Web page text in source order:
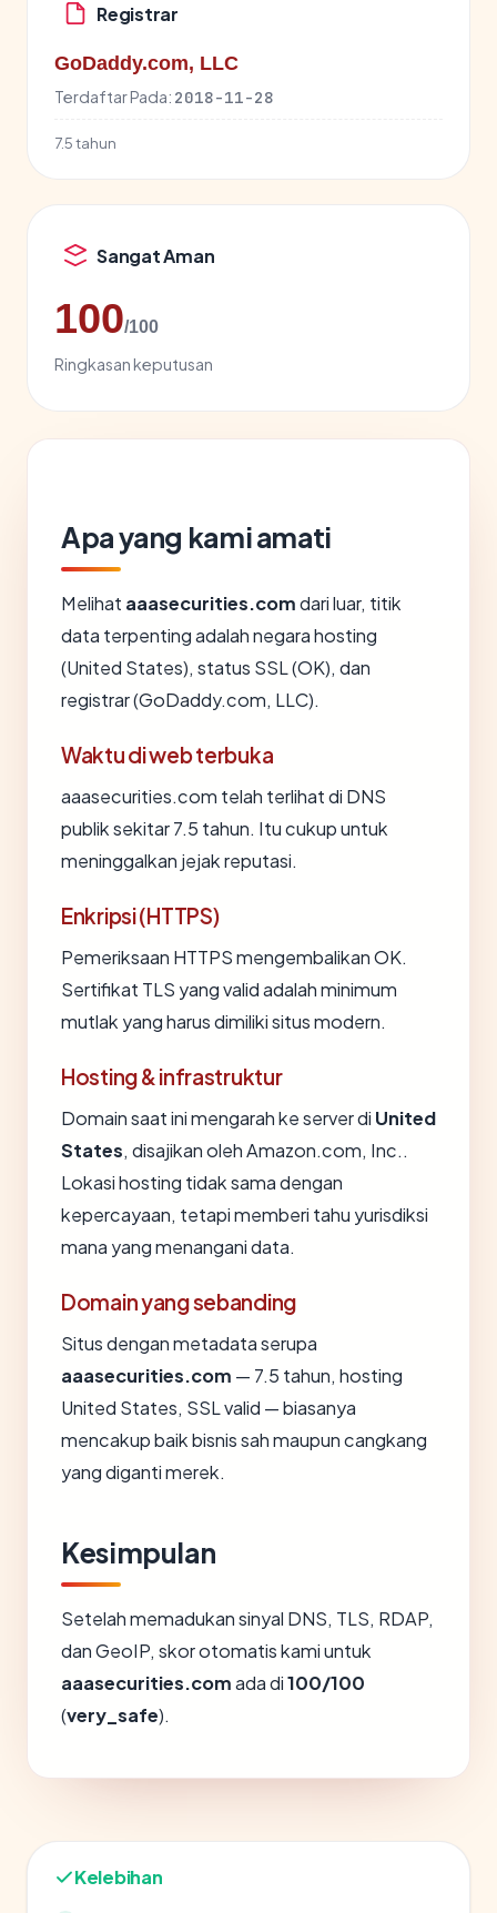
Registrar
GoDaddy.com, LLC
Terdaftar Pada: 2018-11-28
7.5 tahun
Sangat Aman
100/100
Ringkasan keputusan
Apa yang kami amati
Melihat aaasecurities.comdari luar, titik
data terpenting adalah negara hosting
(United States), status SSL (OK), dan
registrar (GoDaddy.com, LLC).
Waktu di web terbuka
aaasecurities.com telah terlihat di DNS
publik sekitar 7.5 tahun. Itu cukup untuk
meninggalkan jejak reputasi.
Enkripsi (HTTPS)
Pemeriksaan HTTPS mengembalikan OK.
Sertifikat TLS yang valid adalah minimum
mutlak yang harus dimiliki situs modern.
Hosting & infrastruktur
Domain saat ini mengarah ke server di United
States, disajikan oleh Amazon.com, Inc..
Lokasi hosting tidak sama dengan
kepercayaan, tetapi memberi tahu yurisdiksi
mana yang menangani data.
Domain yang sebanding
Situs dengan metadata serupa
aaasecurities.com — 7.5 tahun, hosting
United States, SSL valid — biasanya
mencakup baik bisnis sah maupun cangkang
yang diganti merek.
Kesimpulan
Setelah memadukan sinyal DNS, TLS, RDAP,
dan GeoIP, skor otomatis kami untuk
aaasecurities.comada di100/100
(very_safe).
Kelebihan